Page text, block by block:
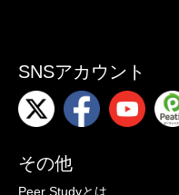
宗像 伶磨 氏
メディカルインフォマティ
師・看護師採用代行歴10年
SNSアカウント
その他
Peer Studyとは